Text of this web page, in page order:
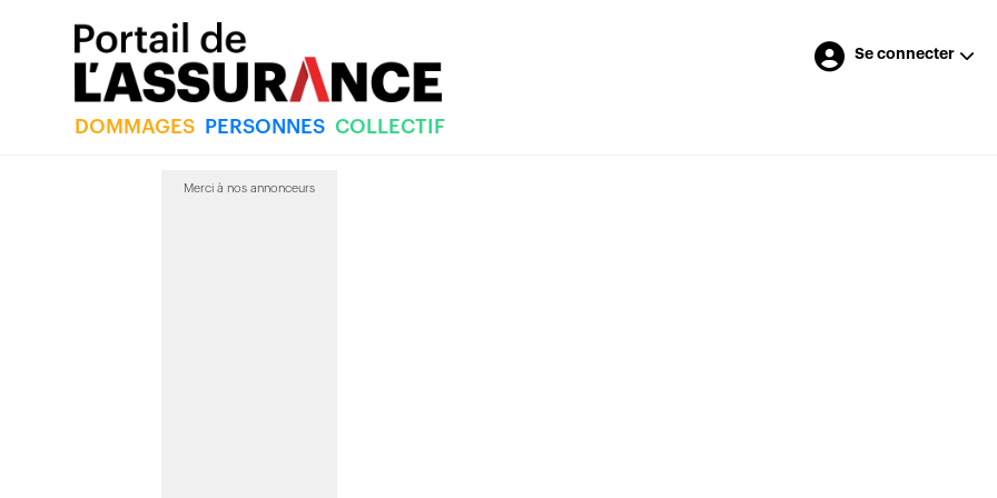
DOMMAGES PERSONNES COLLECTIF
Se connecter
Merci à nos annonceurs